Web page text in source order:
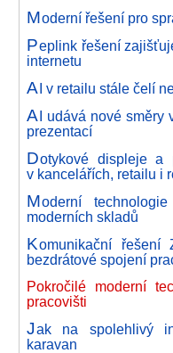
Moderní řešení pro
Peplink řešení
internetu
AI v retailu stále čelí
AI udává nové směry
prezentací
Dotykové displeje a
v kancelářích, retailu i
Moderní
moderních skladů
Komunikační
bezdrátové spojení
Pokročilé moderní
pracovišti
Jak na spolehlivý
karavan